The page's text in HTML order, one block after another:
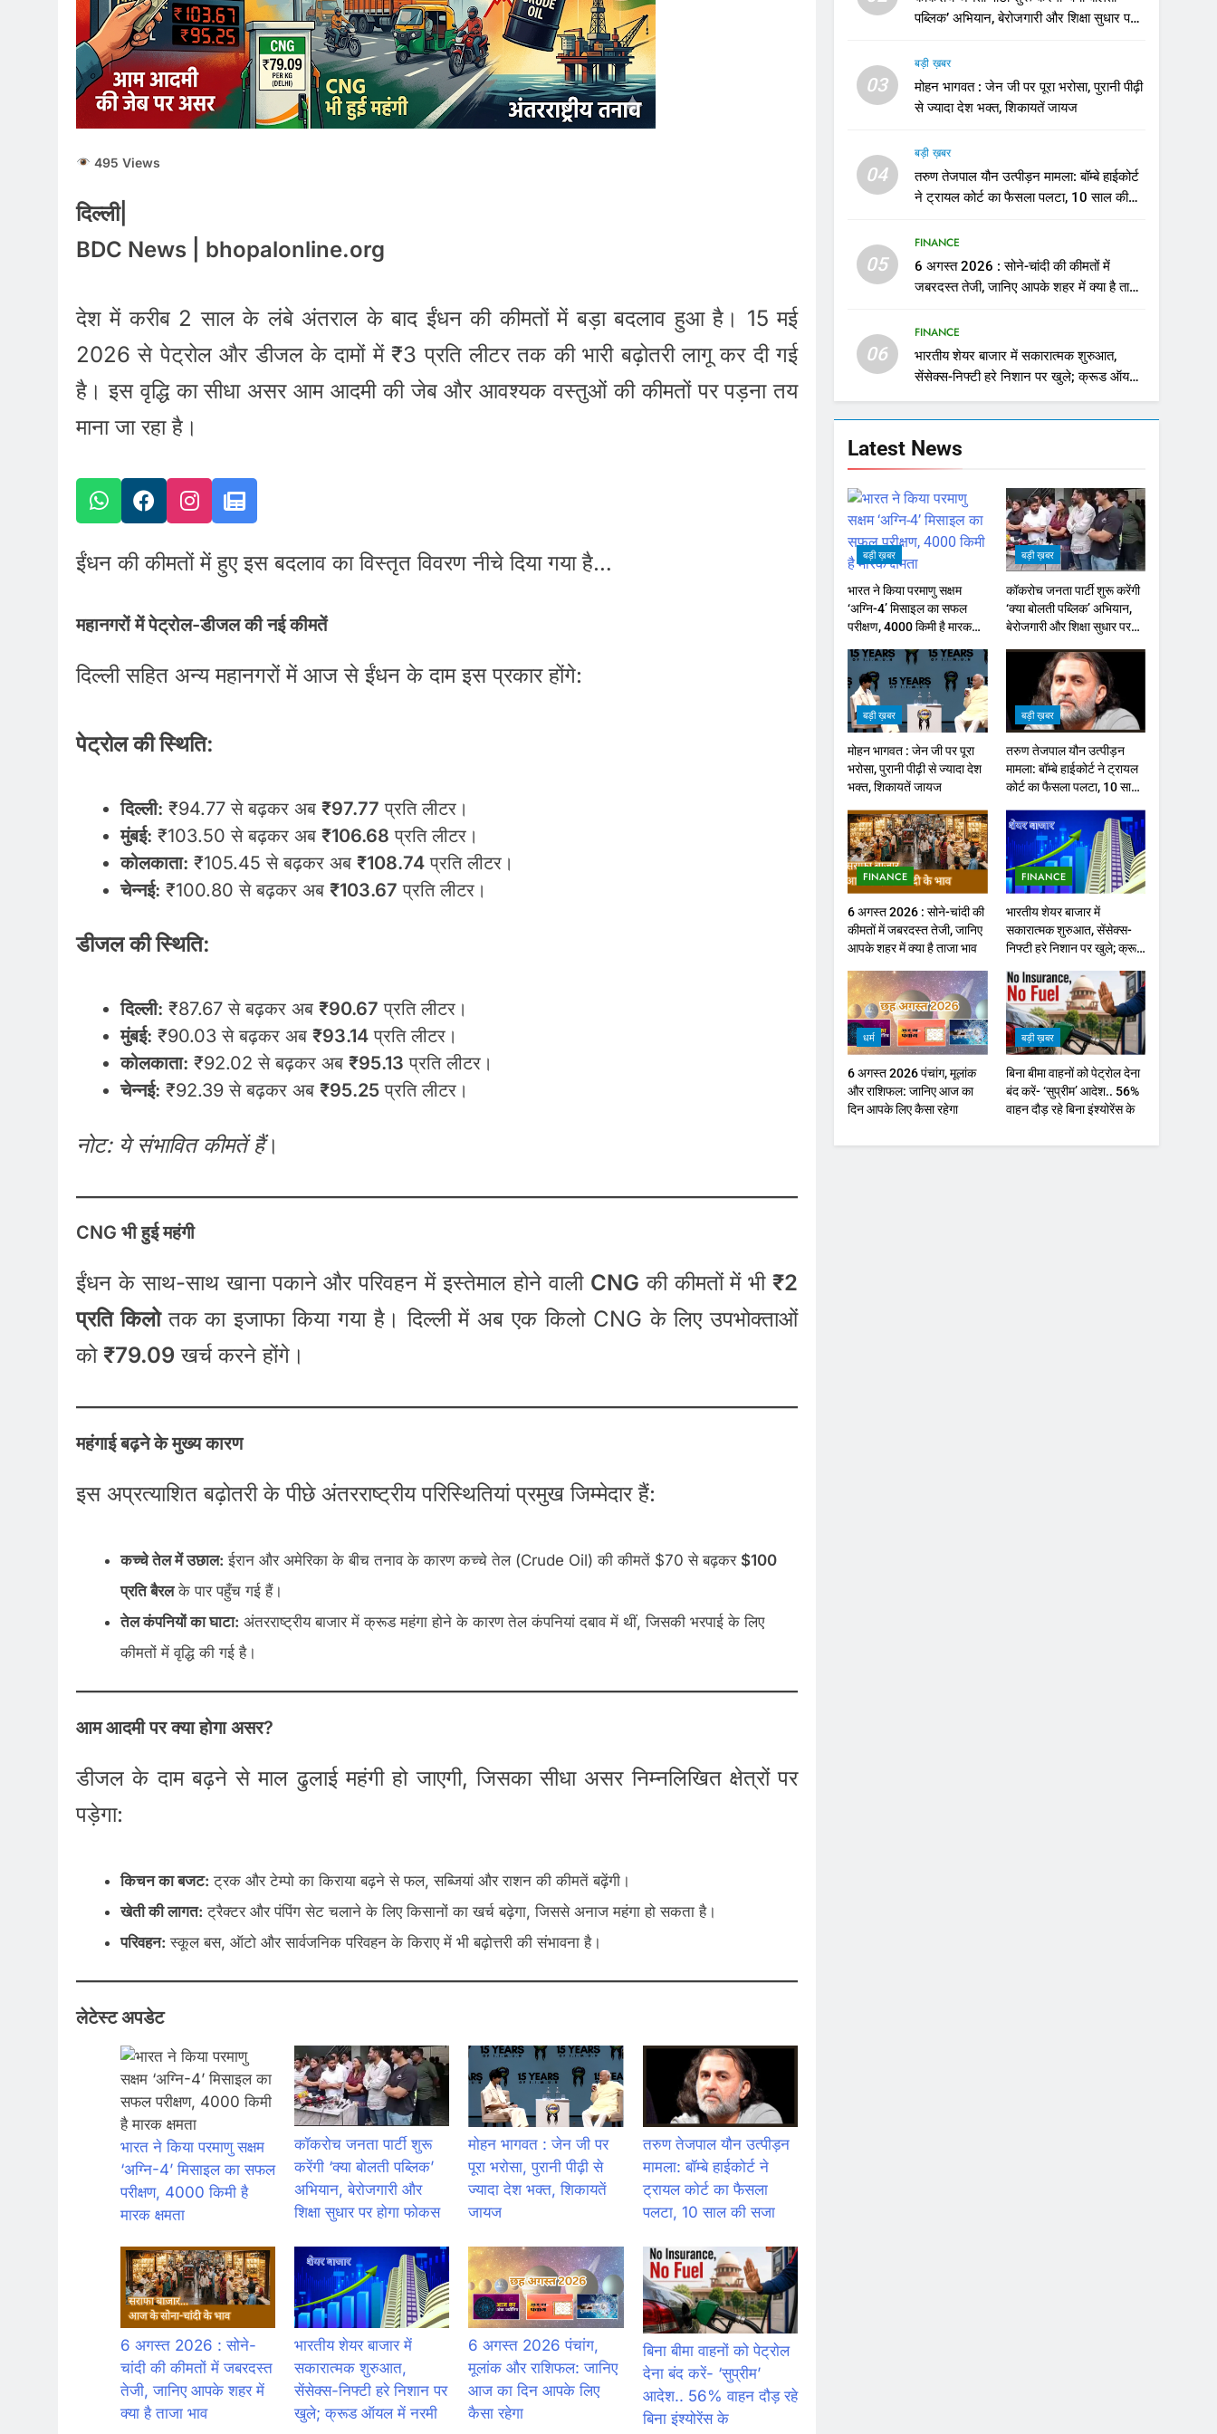
495 Views
दिल्ली|
BDC News | bhopalonline.org
देश में करीब 2 साल के लंबे अंतराल के बाद ईंधन की कीमतों में बड़ा बदलाव हुआ है। 15 मई
2026 से पेट्रोल और डीजल के दामों में ₹3 प्रति लीटर तक की भारी बढ़ोतरी लागू कर दी गई
है। इस वृद्धि का सीधा असर आम आदमी की जेब और आवश्यक वस्तुओं की कीमतों पर पड़ना तय
माना जा रहा है।
ईंधन की कीमतों में हुए इस बदलाव का विस्तृत विवरण नीचे दिया गया है…
महानगरों में पेट्रोल-डीजल की नई कीमतें
दिल्ली सहित अन्य महानगरों में आज से ईंधन के दाम इस प्रकार होंगे:
पेट्रोल की स्थिति:
दिल्ली: ₹94.77 से बढ़कर अब ₹97.77 प्रति लीटर।
मुंबई: ₹103.50 से बढ़कर अब ₹106.68 प्रति लीटर।
कोलकाता: ₹105.45 से बढ़कर अब ₹108.74प्रति लीटर।
चेन्नई: ₹100.80 से बढ़कर अब ₹103.67 प्रति लीटर।
डीजल की स्थिति:
दिल्ली: ₹87.67 से बढ़कर अब ₹90.67 प्रति लीटर।
मुंबई: ₹90.03 से बढ़कर अब ₹93.14प्रति लीटर।
कोलकाता: ₹92.02 से बढ़कर अब ₹95.13 प्रति लीटर।
चेन्नई: ₹92.39 से बढ़कर अब ₹95.25प्रति लीटर।
नोट: ये संभावित कीमतें हैं।
CNG भी हुई महंगी
ईंधन के साथ-साथ खाना पकाने और परिवहन में इस्तेमाल होने वाली CNG की कीमतों में भी ₹2
प्रति किलोतक का इजाफा किया गया है। दिल्ली में अब एक किलो CNG के लिए उपभोक्ताओं
को ₹79.09 खर्च करने होंगे।
महंगाई बढ़ने के मुख्य कारण
इस अप्रत्याशित बढ़ोतरी के पीछे अंतरराष्ट्रीय परिस्थितियां प्रमुख जिम्मेदार हैं:
कच्चे तेल में उछाल: ईरान और अमेरिका के बीच तनाव के कारण कच्चे तेल (Crude Oil) की कीमतें $70 से बढ़कर $100
प्रति बैरलके पार पहुँच गई हैं।
तेल कंपनियों का घाटा: अंतरराष्ट्रीय बाजार में क्रूड महंगा होने के कारण तेल कंपनियां दबाव में थीं, जिसकी भरपाई के लिए
कीमतों में वृद्धि की गई है।
आम आदमी पर क्या होगा असर?
डीजल के दाम बढ़ने से माल ढुलाई महंगी हो जाएगी, जिसका सीधा असर निम्नलिखित क्षेत्रों पर
पड़ेगा:
किचन का बजट: ट्रक और टेम्पो का किराया बढ़ने से फल, सब्जियां और राशन की कीमतें बढ़ेंगी।
खेती की लागत: ट्रैक्टर और पंपिंग सेट चलाने के लिए किसानों का खर्च बढ़ेगा, जिससे अनाज महंगा हो सकता है।
परिवहन: स्कूल बस, ऑटो और सार्वजनिक परिवहन के किराए में भी बढ़ोत्तरी की संभावना है।
लेटेस्ट अपडेट
भारत ने किया परमाणु सक्षम
‘अग्नि-4’ मिसाइल का सफल
परीक्षण, 4000 किमी है
मारक क्षमता
कॉकरोच जनता पार्टी शुरू
करेंगी ‘क्या बोलती पब्लिक’
अभियान, बेरोजगारी और
शिक्षा सुधार पर होगा फोकस
मोहन भागवत : जेन जी पर
पूरा भरोसा, पुरानी पीढ़ी से
ज्यादा देश भक्त, शिकायतें
जायज
तरुण तेजपाल यौन उत्पीड़न
मामला: बॉम्बे हाईकोर्ट ने
ट्रायल कोर्ट का फैसला
पलटा, 10 साल की सजा
6 अगस्त 2026 : सोने-
चांदी की कीमतों में जबरदस्त
तेजी, जानिए आपके शहर में
क्या है ताजा भाव
भारतीय शेयर बाजार में
सकारात्मक शुरुआत,
सेंसेक्स-निफ्टी हरे निशान पर
खुले; क्रूड ऑयल में नरमी
6 अगस्त 2026 पंचांग,
मूलांक और राशिफल: जानिए
आज का दिन आपके लिए
कैसा रहेगा
बिना बीमा वाहनों को पेट्राेल
देना बंद करें- ‘सुप्रीम’
आदेश.. 56% वाहन दौड़ रहे
बिना इंश्योरेंस के
पब्लिक’ अभियान, बेरोजगारी और शिक्षा सुधार पर
03
बड़ी ख़बर
मोहन भागवत : जेन जी पर पूरा भरोसा, पुरानी पीढ़ी
से ज्यादा देश भक्त, शिकायतें जायज
04
बड़ी ख़बर
तरुण तेजपाल यौन उत्पीड़न मामला: बॉम्बे हाईकोर्ट
ने ट्रायल कोर्ट का फैसला पलटा, 10 साल की
05
FINANCE
6 अगस्त 2026 : सोने-चांदी की कीमतों में
जबरदस्त तेजी, जानिए आपके शहर में क्या है ताजा
06
FINANCE
भारतीय शेयर बाजार में सकारात्मक शुरुआत,
सेंसेक्स-निफ्टी हरे निशान पर खुले; क्रूड ऑयल
में नरमी
Latest News
बड़ी ख़बर
भारत ने किया परमाणु सक्षम
‘अग्नि-4’ मिसाइल का सफल
परीक्षण, 4000 किमी है मारक
बड़ी ख़बर
कॉकरोच जनता पार्टी शुरू करेंगी
‘क्या बोलती पब्लिक’ अभियान,
बेरोजगारी और शिक्षा सुधार पर
बड़ी ख़बर
मोहन भागवत : जेन जी पर पूरा
भरोसा, पुरानी पीढ़ी से ज्यादा देश
भक्त, शिकायतें जायज
बड़ी ख़बर
तरुण तेजपाल यौन उत्पीड़न
मामला: बॉम्बे हाईकोर्ट ने ट्रायल
कोर्ट का फैसला पलटा, 10 साल
FINANCE
6 अगस्त 2026 : सोने-चांदी की
कीमतों में जबरदस्त तेजी, जानिए
आपके शहर में क्या है ताजा भाव
FINANCE
भारतीय शेयर बाजार में
सकारात्मक शुरुआत, सेंसेक्स-
निफ्टी हरे निशान पर खुले; क्रूड
धर्म
6 अगस्त 2026 पंचांग, मूलांक
और राशिफल: जानिए आज का
दिन आपके लिए कैसा रहेगा
बड़ी ख़बर
बिना बीमा वाहनों को पेट्राेल देना
बंद करें- ‘सुप्रीम’ आदेश.. 56%
वाहन दौड़ रहे बिना इंश्योरेंस के